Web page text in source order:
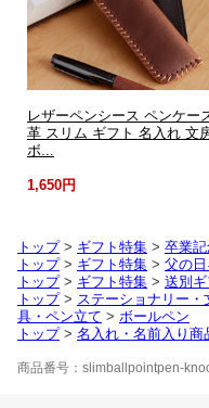
レザーペンシース ペンケー
革 スリム ギフト 名入れ 文
ボ...
1,650円
トップ> ギフト特集 > 卒業
トップ> ギフト特集 > 父の日
トップ> ギフト特集 > 送別
トップ> ステーショナリー・
具・ペン立て > ボールペン
トップ> 名入れ・名前入り商
商品番号：slimballpointpen-